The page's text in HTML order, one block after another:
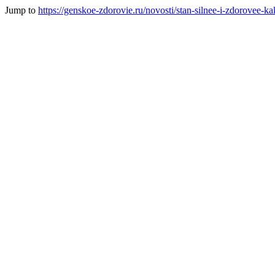
Jump to https://genskoe-zdorovie.ru/novosti/stan-silnee-i-zdorovee-